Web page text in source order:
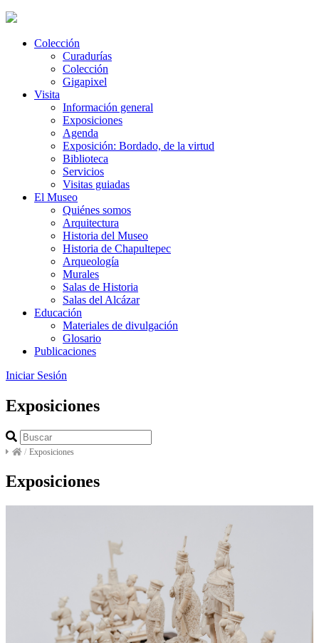
Colección
Curadurías
Colección
Gigapixel
Visita
Información general
Exposiciones
Agenda
Exposición: Bordado, de la virtud
Biblioteca
Servicios
Visitas guiadas
El Museo
Quiénes somos
Arquitectura
Historia del Museo
Historia de Chapultepec
Arqueología
Murales
Salas de Historia
Salas del Alcázar
Educación
Materiales de divulgación
Glosario
Publicaciones
Iniciar Sesión
Exposiciones
/ Exposiciones
Exposiciones